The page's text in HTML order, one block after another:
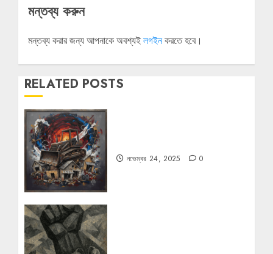
মন্তব্য করুন
মন্তব্য করার জন্য আপনাকে অবশ্যই লগইনকরতে হবে।
RELATED POSTS
নভেম্বর 24, 2025 0